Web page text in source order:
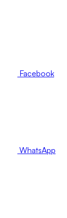
Facebook
WhatsApp